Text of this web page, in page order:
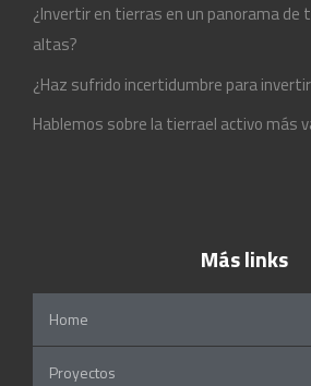
¿Invertir en tierras en un panorama de
altas?
¿Haz sufrido incertidumbre para
Hablemos sobre la tierrael activo más
Más links
Home
Proyectos